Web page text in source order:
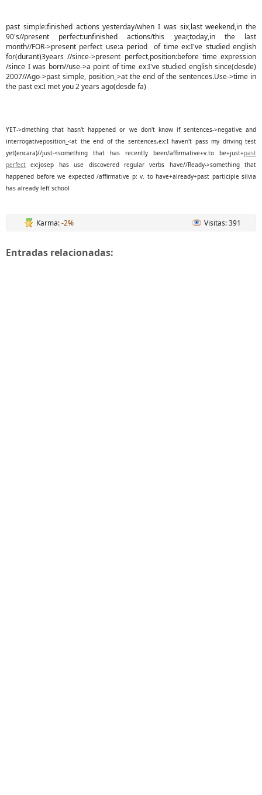
past simple:finished actions yesterday/when I was six,last weekend,in the
90's//present perfect:unfinished actions/this year,today,in the last
month//FOR->present perfect use:a period of time ex:I've studied english
for(durant)3years //since->present perfect,position:before time expression
/since I was born//use->a point of time ex:I've studied english since(desde)
2007//Ago->past simple, position_>at the end of the sentences.Use->time in
the past ex:I met you 2 years ago(desde fa)
YET->dmething that hasn't happened or we don't know if sentences->negative and
interrogativeposition_<at the end of the sentences,ex:I haven't pass my driving test
yet(encara)//just-<something that has recently been/affirmative+v.to be+just+past
perfect ex:josep has use discovered regular verbs have//Ready->something that
happened before we expected /affirmative p: v. to have+already+past participle silvia
has already left school
Karma:-2% Visitas: 391
Entradas relacionadas: